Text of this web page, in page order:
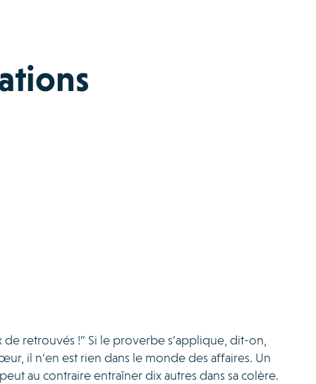
retrouvés !” Si le proverbe s’applique, dit-on,
il n’en est rien dans le monde des affaires. Un
au contraire entraîner dix autres dans sa colère.